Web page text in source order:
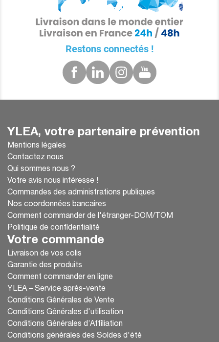
Restons connectés !
YLEA, votre partenaire prévention
Mentions légales
Contactez nous
Qui sommes nous ?
Votre avis nous intéresse !
Commandes des administrations publiques
Nos coordonnées bancaires
Comment commander de l'étranger-DOM/TOM
Politique de confidentialité
Votre commande
Livraison de vos colis
Garantie des produits
Comment commander en ligne
YLEA – Service après-vente
Conditions Générales de Vente
Conditions Générales d'utilisation
Conditions Générales d’Affiliation
Conditions générales des Soldes d'été